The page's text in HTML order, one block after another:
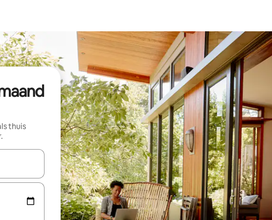
thuis
maak je een keuze met je de pijltjestoetsen omhoog en omlaag, óf door te tikken of